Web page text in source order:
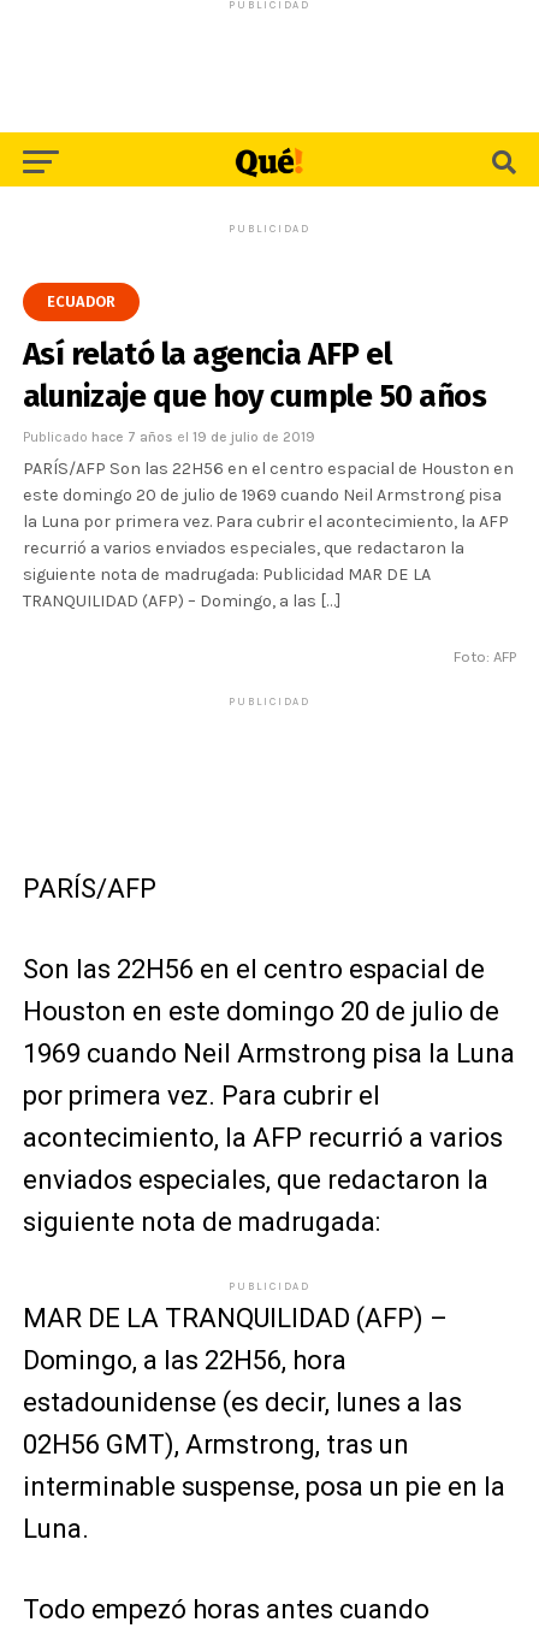
PUBLICIDAD
PUBLICIDAD
ECUADOR
Así relató la agencia AFP el
alunizaje que hoy cumple 50 años
Publicado hace 7 años el 19 de julio de 2019
PARÍS/AFP Son las 22H56 en el centro espacial de Houston en
este domingo 20 de julio de 1969 cuando Neil Armstrong pisa
la Luna por primera vez. Para cubrir el acontecimiento, la AFP
recurrió a varios enviados especiales, que redactaron la
siguiente nota de madrugada: Publicidad MAR DE LA
TRANQUILIDAD (AFP) – Domingo, a las […]
Foto: AFP
PUBLICIDAD
PARÍS/AFP
Son las 22H56 en el centro espacial de
Houston en este domingo 20 de julio de
1969 cuando Neil Armstrong pisa la Luna
por primera vez. Para cubrir el
acontecimiento, la AFP recurrió a varios
enviados especiales, que redactaron la
siguiente nota de madrugada:
PUBLICIDAD
MAR DE LA TRANQUILIDAD (AFP) –
Domingo, a las 22H56, hora
estadounidense (es decir, lunes a las
02H56 GMT), Armstrong, tras un
interminable suspense, posa un pie en la
Luna.
Todo empezó horas antes cuando